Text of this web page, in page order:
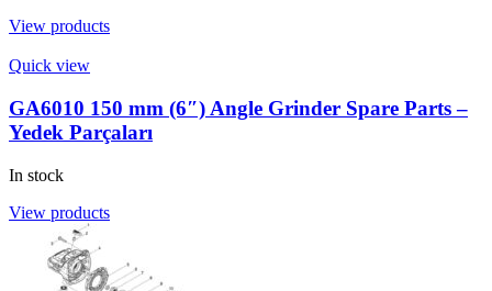
View products
Quick view
GA6010 150 mm (6″) Angle Grinder Spare Parts –
Yedek Parçaları
In stock
View products